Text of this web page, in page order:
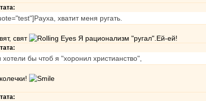
хватит меня ругать.
свят Я рационализм "ругал".Ей-ей!
хотели бы чтоб я "хоронил христианство",